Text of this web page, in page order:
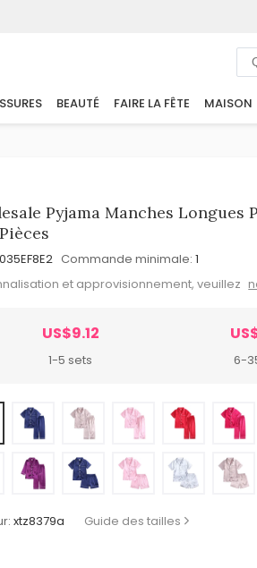
BEAUTÉ FAIRE LA FÊTE MAISON
Pyjama Manches Longues
Commande minimale: 1
et approvisionnement, veuillez
US$9.12
1-5 sets 6-
xtz8379a Guide des tailles